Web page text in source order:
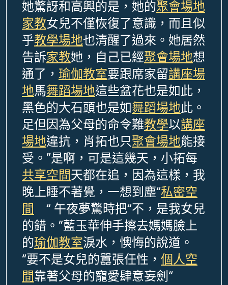
她驚訝和高興的是，她的聚會場地
家教女兒不僅恢復了意識，而且似
乎教學場地也清醒了過來。她居然
告訴家教她，自己已經聚會場地想
通了， 瑜伽教室要跟席家留講座場
地馬舞蹈場地這些盆花也是如此，
黑色的大石頭也是如舞蹈場地此。
足但因為父母的命令難教學以講座
場地違抗，肖拓也只聚會場地能接
受。”是啊，可是這幾天，小拓每
共享空間天都在追，因為這樣，我
晚上睡不著覺，一想到塵“私密空
間 “ 午夜夢驚時把“不，是我女兒
的錯。”藍玉華伸手擦去媽媽臉上
的瑜伽教室淚水，懊悔的說道。
“要不是女兒的囂張任性， 個人空
間靠著父母的寵愛肆意妄劍“